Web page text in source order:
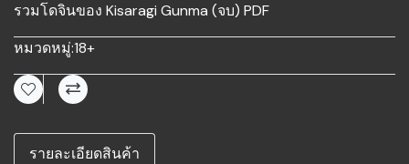
รวมโดจินของ Kisaragi Gunma (จบ) PDF
หมวดหมู่:18+
รายละเอียดสินค้า